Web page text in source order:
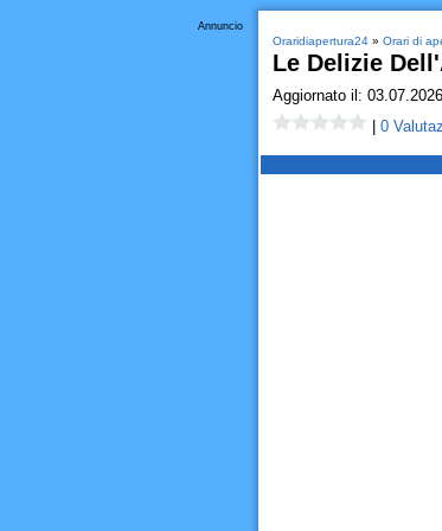
Annuncio
Oraridiapertura24» Orari di
Le Delizie
Aggiornato il: 03.07.2026
0